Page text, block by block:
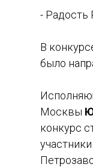
- Радость
В
было
Москвы
конкурс